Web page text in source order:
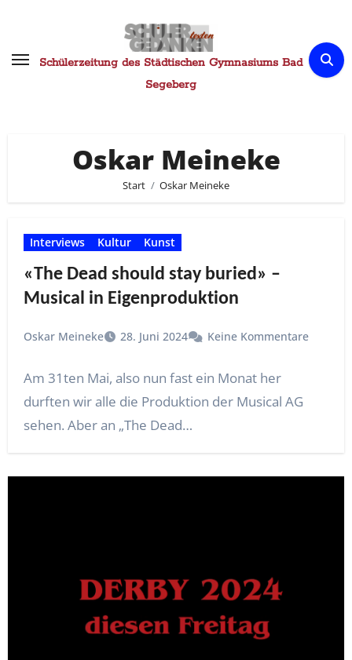
springenSchülerzeitung des Städtischen Gymnasiums Bad
Segeberg
Oskar Meineke
Start Oskar Meineke
Interviews Kultur Kunst
«The Dead should stay buried» –
Musical in Eigenproduktion
Oskar Meineke 28. Juni 2024 Keine Kommentare
Am 31ten Mai, also nun fast ein Monat her
durften wir alle die Produktion der Musical AG
sehen. Aber an „The Dead…